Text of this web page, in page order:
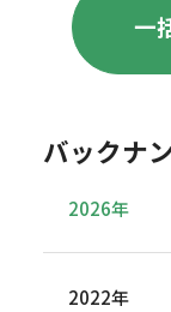
一
バックナ
2026年
2022年